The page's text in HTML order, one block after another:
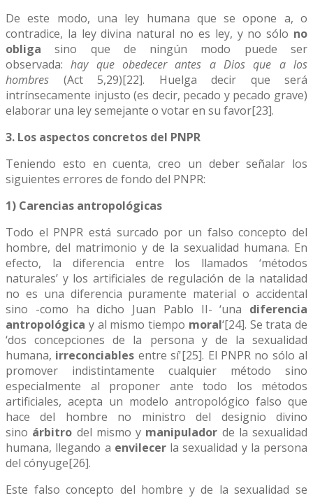
De este modo, una ley humana que se opone a, o
contradice, la ley divina natural no es ley, y no sólo no
obliga sino que de ningún modo puede ser
observada:hay que obedecer antes a Dios que a los
hombres (Act 5,29)[22]. Huelga decir que será
intrínsecamente injusto (es decir, pecado y pecado grave)
elaborar una ley semejante o votar en su favor[23].
3. Los aspectos concretos del PNPR
Teniendo esto en cuenta, creo un deber señalar los
siguientes errores de fondo del PNPR:
1) Carencias antropológicas
Todo el PNPR está surcado por un falso concepto del
hombre, del matrimonio y de la sexualidad humana. En
efecto, la diferencia entre los llamados ‘métodos
naturales’ y los artificiales de regulación de la natalidad
no es una diferencia puramente material o accidental
sino -como ha dicho Juan Pablo II- ‘una diferencia
antropológica y al mismo tiempo moral‘[24]. Se trata de
‘dos concepciones de la persona y de la sexualidad
humana, irreconciables entre sí'[25]. El PNPR no sólo al
promover indistintamente cualquier método sino
especialmente al proponer ante todo los métodos
artificiales, acepta un modelo antropológico falso que
hace del hombre no ministro del designio divino
sino árbitro del mismo y manipulador de la sexualidad
humana, llegando a envilecer la sexualidad y la persona
del cónyuge[26].
Este falso concepto del hombre y de la sexualidad se